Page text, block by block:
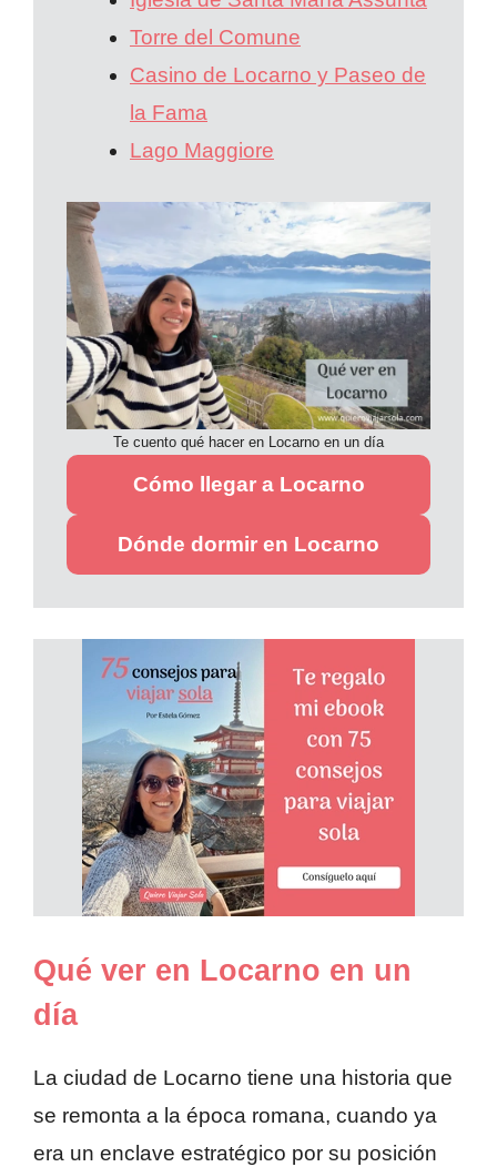
Torre del Comune
Casino de Locarno y Paseo de
la Fama
Lago Maggiore
Te cuento qué hacer en Locarno en un día
Cómo llegar a Locarno
Dónde dormir en Locarno
Qué ver en Locarno en un
día
La ciudad de Locarno tiene una historia que
se remonta a la época romana, cuando ya
era un enclave estratégico por su posición